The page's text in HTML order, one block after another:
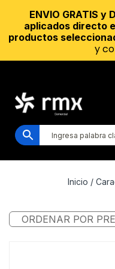
Inicio /
ENVIO GRATIS
aplicados directo
productos
y